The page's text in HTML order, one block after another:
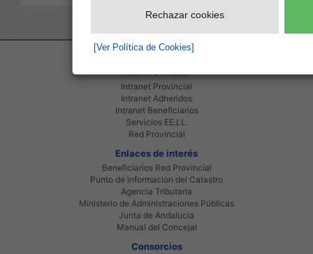
Rechazar cookies
[Ver Política de Cookies]
Red Provincial
Intranet Provincial
Intranet Adheridos
Intranet Beneficiarios
Servicios EE.LL.
Red Provincial
Enlaces de interés
Beneficiarios Red Provincial
Punto de Informacion del Catastro
Agencia Tributaria
Ministerio de Administraciones Públicas
Junta de Andalucia
Manual del Concejal
Consorcios